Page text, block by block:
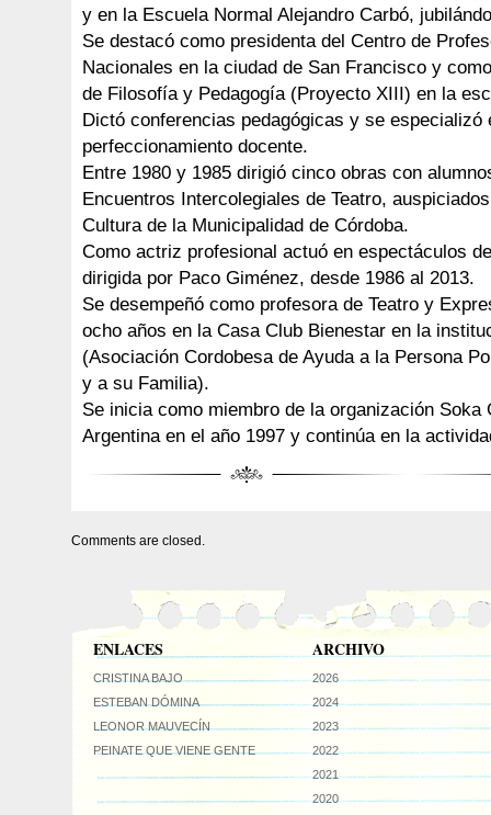
y en la Escuela Normal Alejandro Carbó,
Se destacó como presidenta del Centro de
Nacionales en la ciudad de San Francisco y
de Filosofía y Pedagogía (Proyecto XIII) en la
Dictó conferencias pedagógicas y se especializó
perfeccionamiento docente.
Entre 1980 y 1985 dirigió cinco obras con
Encuentros Intercolegiales de Teatro,
Cultura de la Municipalidad de Córdoba.
Como actriz profesional actuó en espectáculos
dirigida por Paco Giménez, desde 1986 al 2013.
Se desempeñó como profesora de Teatro y
ocho años en la Casa Club Bienestar en la
(Asociación Cordobesa de Ayuda a la Persona
y a su Familia).
Se inicia como miembro de la organización Soka
Argentina en el año 1997 y continúa en la
Comments are closed.
ENLACES
CRISTINA BAJO
ESTEBAN DÓMINA
LEONOR MAUVECÍN
PEINATE QUE VIENE GENTE
ARCHIVO
2026
2024
2023
2022
2021
2020